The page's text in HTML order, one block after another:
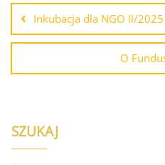
Inkubacja dla NGO II/2025
O
SZUKAJ